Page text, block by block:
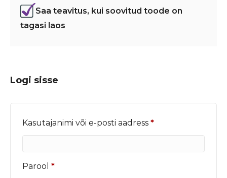
Saa teavitus, kui soovitud toode on
tagasi laos
Logi sisse
Kasutajanimi või e-posti aadress *Nõutud
Parool *Nõutud